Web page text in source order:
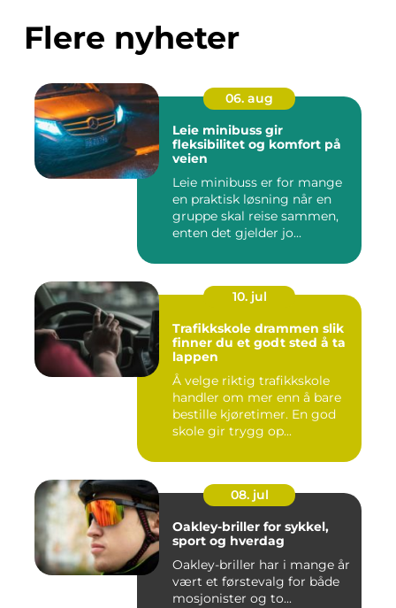
Flere nyheter
06. aug
Leie minibuss gir
fleksibilitet og komfort på
veien
Leie minibuss er for mange
en praktisk løsning når en
gruppe skal reise sammen,
enten det gjelder jo...
10. jul
Trafikkskole drammen slik
finner du et godt sted å ta
lappen
Å velge riktig trafikkskole
handler om mer enn å bare
bestille kjøretimer. En god
skole gir trygg op...
08. jul
Oakley-briller for sykkel,
sport og hverdag
Oakley-briller har i mange år
vært et førstevalg for både
mosjonister og to...